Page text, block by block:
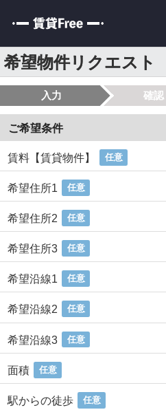
希望物件リクエスト
入力 確認
ご希望条件
賃料【賃貸物件】 任意
希望住所1 任意
希望住所2 任意
希望住所3 任意
希望沿線1 任意
希望沿線2 任意
希望沿線3 任意
面積 任意
駅からの徒歩 任意